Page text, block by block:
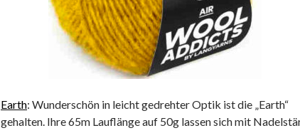
Earth: Wunderschön in leicht gedrehter Optik ist die „Earth“
gehalten. Ihre 65m Lauflänge auf 50g lassen sich mit